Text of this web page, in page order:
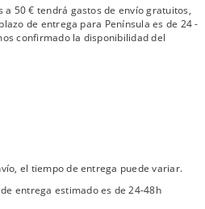
a 50 € tendrá gastos de envío gratuitos,
de entrega para Península es de 24 -
confirmado la disponibilidad del
el tiempo de entrega puede variar.
entrega estimado es de 24-48h